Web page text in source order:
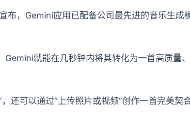
布，Gemini应用已配备公司最先进的音乐生
Gemini就能在几秒钟内将其转化为一首高质量
”
还可以通过“上传照片或视频”创作一首完美